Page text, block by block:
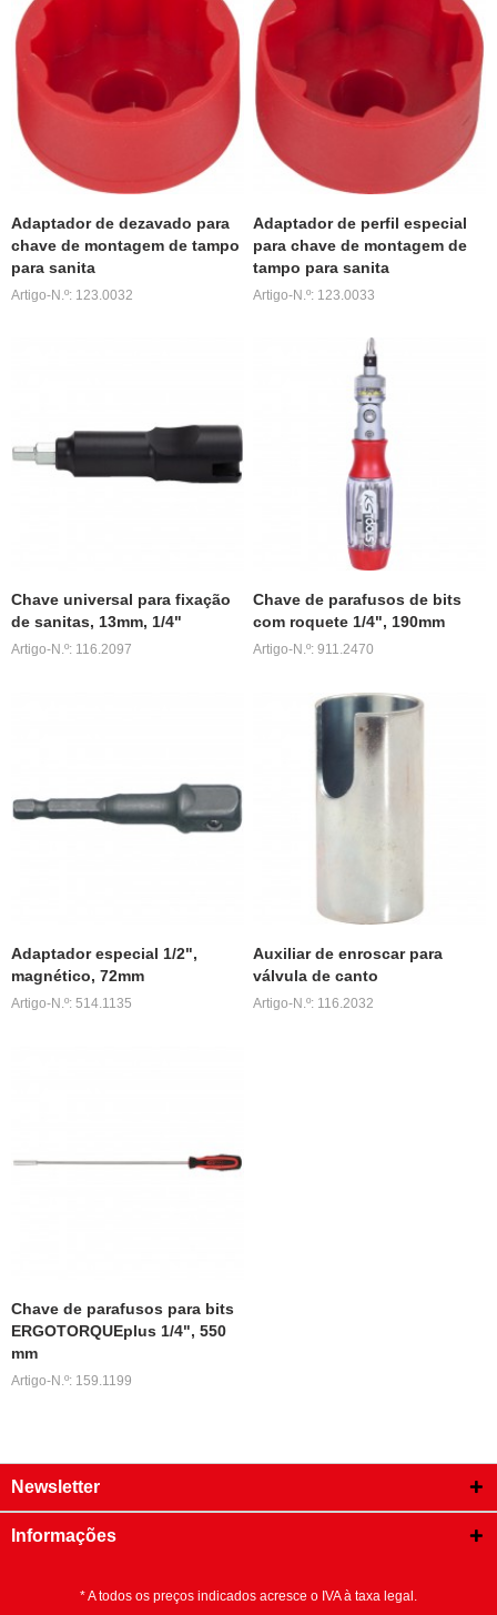
Adaptador de dezavado para
chave de montagem de tampo
para sanita
Artigo-N.º: 123.0032
Adaptador de perfil especial
para chave de montagem de
tampo para sanita
Artigo-N.º: 123.0033
Chave universal para fixação
de sanitas, 13mm, 1/4"
Artigo-N.º: 116.2097
Chave de parafusos de bits
com roquete 1/4", 190mm
Artigo-N.º: 911.2470
Adaptador especial 1/2",
magnético, 72mm
Artigo-N.º: 514.1135
Auxiliar de enroscar para
válvula de canto
Artigo-N.º: 116.2032
Chave de parafusos para bits
ERGOTORQUEplus 1/4", 550
mm
Artigo-N.º: 159.1199
Newsletter
Informações
* A todos os preços indicados acresce o IVA à taxa legal.